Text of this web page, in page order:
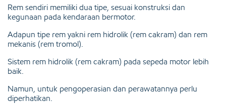
Rem sendiri memiliki dua tipe, sesuai konstruksi dan
kegunaan pada kendaraan bermotor.
Adapun tipe rem yakni rem hidrolik (rem cakram) dan rem
mekanis (rem tromol).
Sistem rem hidrolik (rem cakram) pada sepeda motor lebih
baik.
Namun, untuk pengoperasian dan perawatannya perlu
diperhatikan.